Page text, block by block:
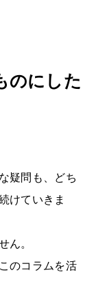
のにした
疑問も、どち
けていきま
ん。
のコラムを活